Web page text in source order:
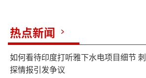
热点新闻
如何看待印度打听雅下水电项目细节 刺
探情报引发争议